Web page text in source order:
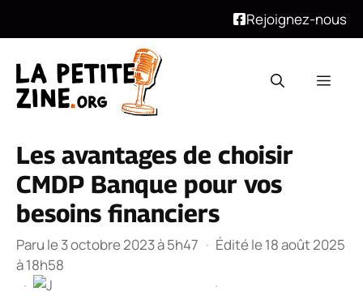
Rejoignez-nous
contenu
Les avantages de choisir
CMDP Banque pour vos
besoins financiers
Paru le 3 octobre 2023 à 5h47 · Édité le 18 août 2025
à 18h58
·
·